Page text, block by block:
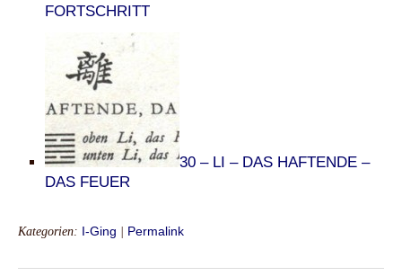
FORTSCHRITT
30 – LI – DAS HAFTENDE –
DAS FEUER
Kategorien: I-Ging Permalink